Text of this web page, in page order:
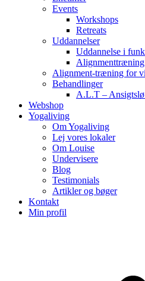
Events
Workshops
Retreats
Uddannelser
Uddannelse i
Alignment-træning for
Behandlinger
A.L.T –
Webshop
Yogaliving
Om Yogaliving
Lej vores lokaler
Om Louise
Undervisere
Blog
Testimonials
Artikler og bøger
Kontakt
Min profil